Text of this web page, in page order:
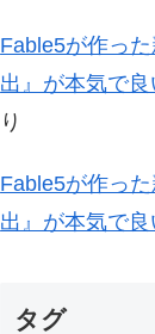
Fable5が作っ
出』が本気で良
り
Fable5が作っ
出』が本気で良
タグ